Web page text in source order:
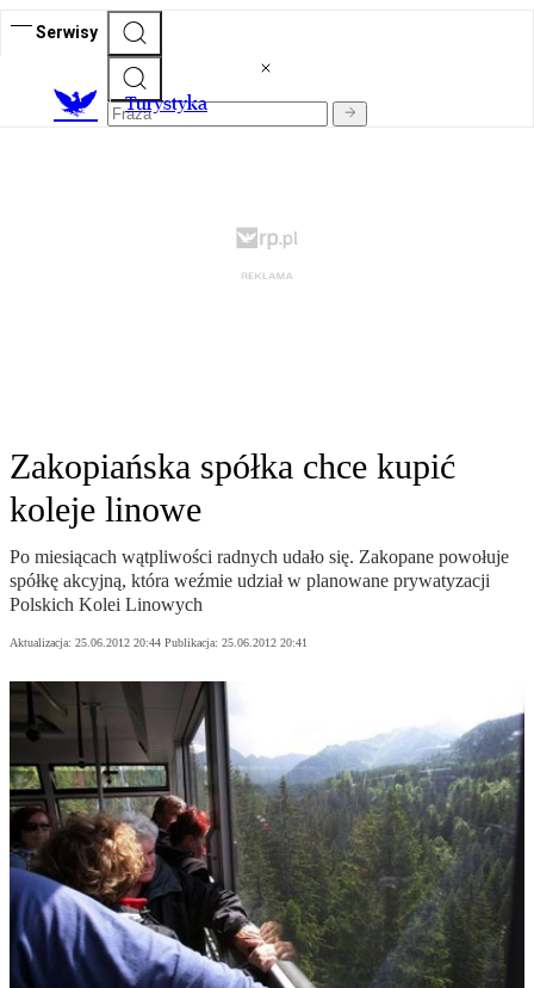
Serwisy
Turystyka
Zakopiańska spółka chce kupić
koleje linowe
Po miesiącach wątpliwości radnych udało się. Zakopane powołuje
spółkę akcyjną, która weźmie udział w planowane prywatyzacji
Polskich Kolei Linowych
Aktualizacja: 25.06.2012 20:44 Publikacja: 25.06.2012 20:41